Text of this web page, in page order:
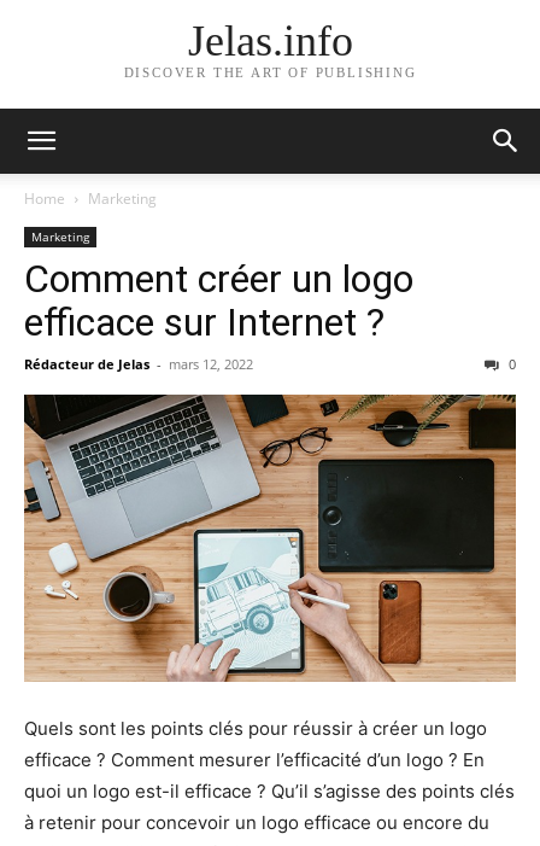
Jelas.info
DISCOVER THE ART OF PUBLISHING
Home Marketing
Marketing
Comment créer un logo
efficace sur Internet ?
Rédacteur de Jelas - mars 12, 2022 0
Quels sont les points clés pour réussir à créer un logo
efficace ? Comment mesurer l’efficacité d’un logo ? En
quoi un logo est-il efficace ? Qu’il s’agisse des points clés
à retenir pour concevoir un logo efficace ou encore du